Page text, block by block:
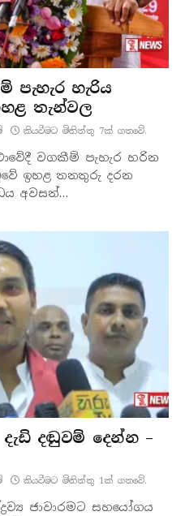
පැහැර හැරිය
තැන්වල
කියවීමට මිනිත්තු 7ක් ගතවේ.
වගකීම් පැහැර හරින
ඉහළ තනතුරු දරන
අවසන්…
දඬුවම් දෙන්න –
කියවීමට මිනිත්තු 1ක් ගතවේ.
ජාවාරමට සහයෝගය